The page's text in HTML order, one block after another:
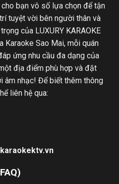
bạn vô số lựa chọn để tận
tuyệt vời bên người thân và
của LUXURY KARAOKE
Karaoke Sao Mai, mỗi quán
ứng nhu cầu đa dạng của
địa điểm phù hợp và đặt
âm nhạc! Để biết thêm thông
liên hệ qua: